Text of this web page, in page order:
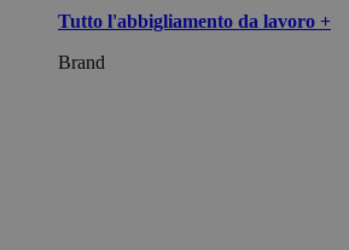
Tutto l'abbigliamento da lavoro +
Brand